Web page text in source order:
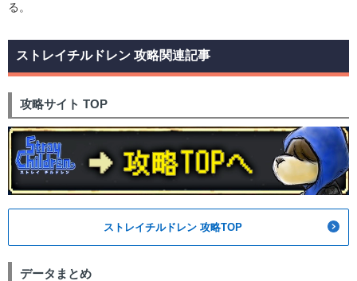
る。
ストレイチルドレン 攻略関連記事
攻略サイト TOP
ストレイチルドレン 攻略TOP
データまとめ